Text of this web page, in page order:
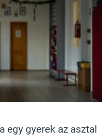
egy gyerek az asztal